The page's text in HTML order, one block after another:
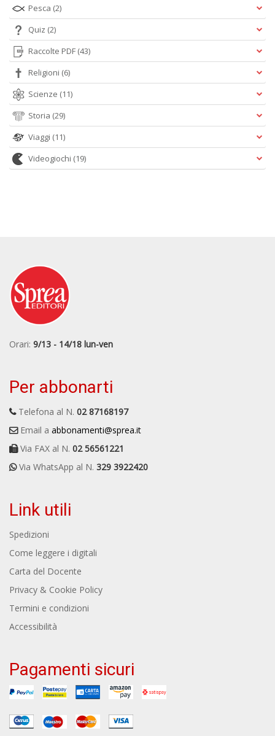
Pesca (2)
Quiz (2)
Raccolte PDF (43)
Religioni (6)
Scienze (11)
Storia (29)
Viaggi (11)
Videogiochi (19)
Orari: 9/13 - 14/18 lun-ven
Per abbonarti
Telefona al N. 02 87168197
Email a abbonamenti@sprea.it
Via FAX al N. 02 56561221
Via WhatsApp al N. 329 3922420
Link utili
Spedizioni
Come leggere i digitali
Carta del Docente
Privacy & Cookie Policy
Termini e condizioni
Accessibilità
Pagamenti sicuri